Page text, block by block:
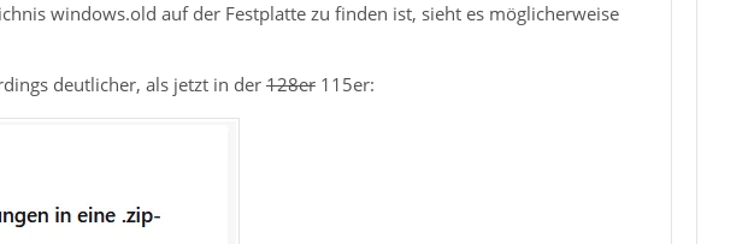
windows.old auf der Festplatte zu finden ist, sieht es möglicherweise
deutlicher, als jetzt in der 128er115er: